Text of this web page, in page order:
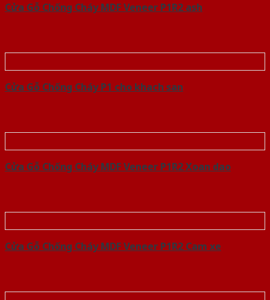
Cửa Gỗ Chống Cháy MDF Veneer P1R2 ash
Cửa Gỗ Chống Cháy P1 cho khach san
Cửa Gỗ Chống Cháy MDF Veneer P1R2 Xoan dao
Cửa Gỗ Chống Cháy MDF Veneer P1R2 Cam xe